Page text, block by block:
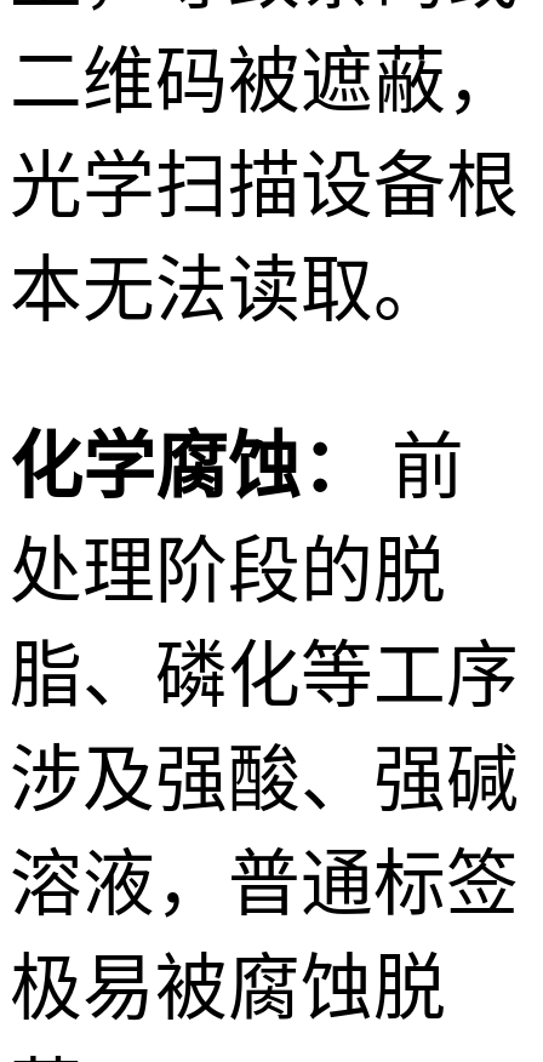
二维码被遮蔽，
光学扫描设备根
本无法读取。
化学腐蚀：
前
处理阶段的脱
脂、磷化等工序
涉及强酸、强碱
溶液，普通标签
极易被腐蚀脱